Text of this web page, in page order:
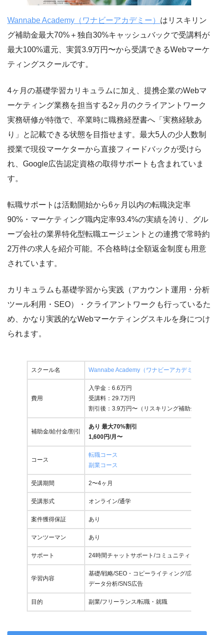
Wannabe Academy（ワナビーアカデミー） はリスキリン
グ補助金最大70%＋独自30%キャッシュバックで受講料が
最大100%還元、実質3.9万円〜から受講できるWebマーケ
ティングスクールです。
4ヶ月の基礎学習カリキュラムに加え、提携企業のWebマ
ーケティング業務を担当する2ヶ月のクライアントワーク
実務研修が特徴で、卒業時に職務経歴書へ「実務経験あ
り」と記載できる状態を目指せます。最大5人の少人数制
授業で現役マーケターから直接フィードバックが受けら
れ、Google広告認定資格の取得サポートも含まれていま
す。
転職サポートは活動開始から6ヶ月以内の転職決定率
90%・マーケティング職内定率93.4%の実績を誇り、グル
ープ会社の業界特化型転職エージェントとの連携で常時約
2万件の求人を紹介可能。不合格時は全額返金制度も用意
されています。
カリキュラムも基礎学習から実践（アカウント運用・分析
ツール利用・SEO）・クライアントワークも行っているた
め、かなり実践的なWebマーケティングスキルを身につけ
られます。
スクール名 Wannabe Academy（ワナビーアカデミー）
費用
入学金：6.6万円
受講料：29.7万円
割引後：3.9万円〜（リスキリング補助金適用）
補助金/給付金/割引
あり 最大70%割引
1,600円/月〜
コース
転職コース
副業コース
受講期間 2〜4ヶ月
受講形式 オンライン/通学
案件獲得保証 あり
マンツーマン あり
サポート 24時間チャットサポート/コミュニティ
学習内容
基礎/戦略/SEO・コピーライティング/広告運用
データ分析/SNS広告
目的 副業/フリーランス/転職・就職